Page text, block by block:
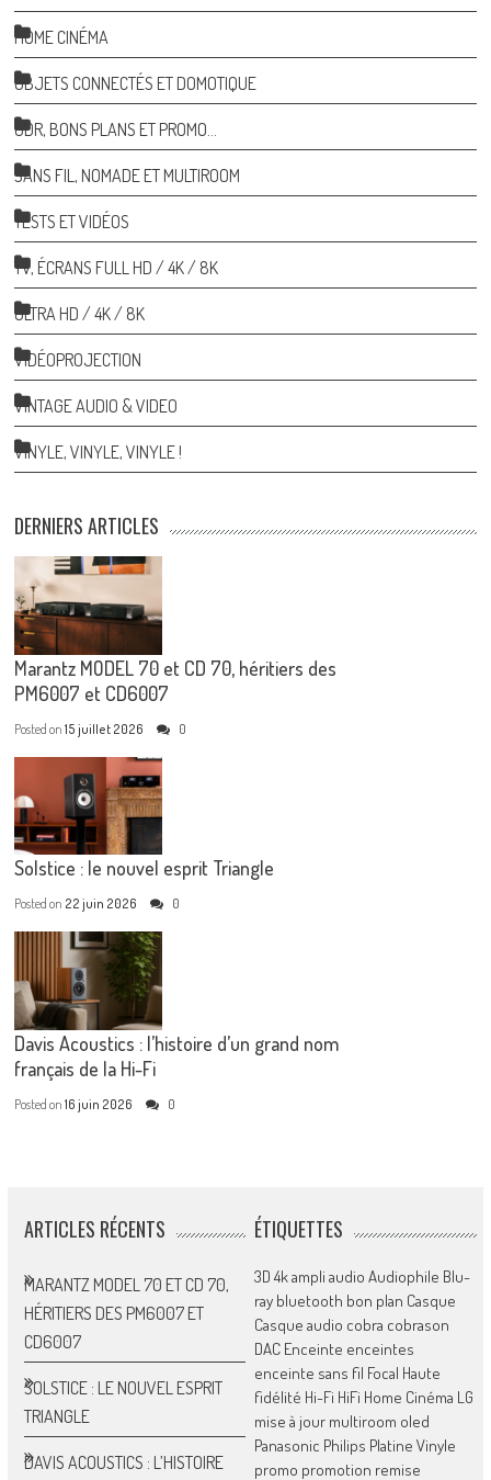
HOME CINÉMA
OBJETS CONNECTÉS ET DOMOTIQUE
ODR, BONS PLANS ET PROMO…
SANS FIL, NOMADE ET MULTIROOM
TESTS ET VIDÉOS
TV, ÉCRANS FULL HD / 4K / 8K
ULTRA HD / 4K / 8K
VIDÉOPROJECTION
VINTAGE AUDIO & VIDEO
VINYLE, VINYLE, VINYLE !
DERNIERS ARTICLES
Marantz MODEL 70 et CD 70, héritiers des
PM6007 et CD6007
Posted on15 juillet 2026 0
Solstice : le nouvel esprit Triangle
Posted on 22 juin 2026 0
Davis Acoustics : l’histoire d’un grand nom
français de la Hi-Fi
Posted on16 juin 2026 0
ARTICLES RÉCENTS
MARANTZ MODEL 70 ET CD 70,
HÉRITIERS DES PM6007 ET
CD6007
SOLSTICE : LE NOUVEL ESPRIT
TRIANGLE
DAVIS ACOUSTICS : L’HISTOIRE
ÉTIQUETTES
3D 4kampli audio Audiophile Blu-
ray bluetooth bon plan Casque
Casque audio cobra cobrason
DAC Enceinte enceintes
enceinte sans fil Focal Haute
fidélité Hi-Fi HiFi Home Cinéma LG
mise à jour multiroom oled
Panasonic Philips Platine Vinyle
promo promotion remise